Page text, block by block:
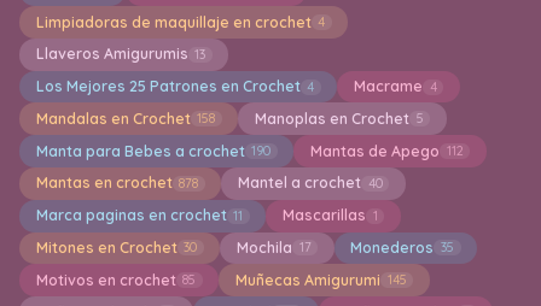
Limpiadoras de maquillaje en crochet 4
Llaveros Amigurumis 13
Los Mejores 25 Patrones en Crochet 4 Macrame 4
Mandalas en Crochet 158 Manoplas en Crochet 5
Manta para Bebes a crochet 190 Mantas de Apego 112
Mantas en crochet 878 Mantel a crochet 40
Marca paginas en crochet 11 Mascarillas 1
Mitones en Crochet 30 Mochila 17 Monederos 35
Motivos en crochet 85 Muñecas Amigurumi 145